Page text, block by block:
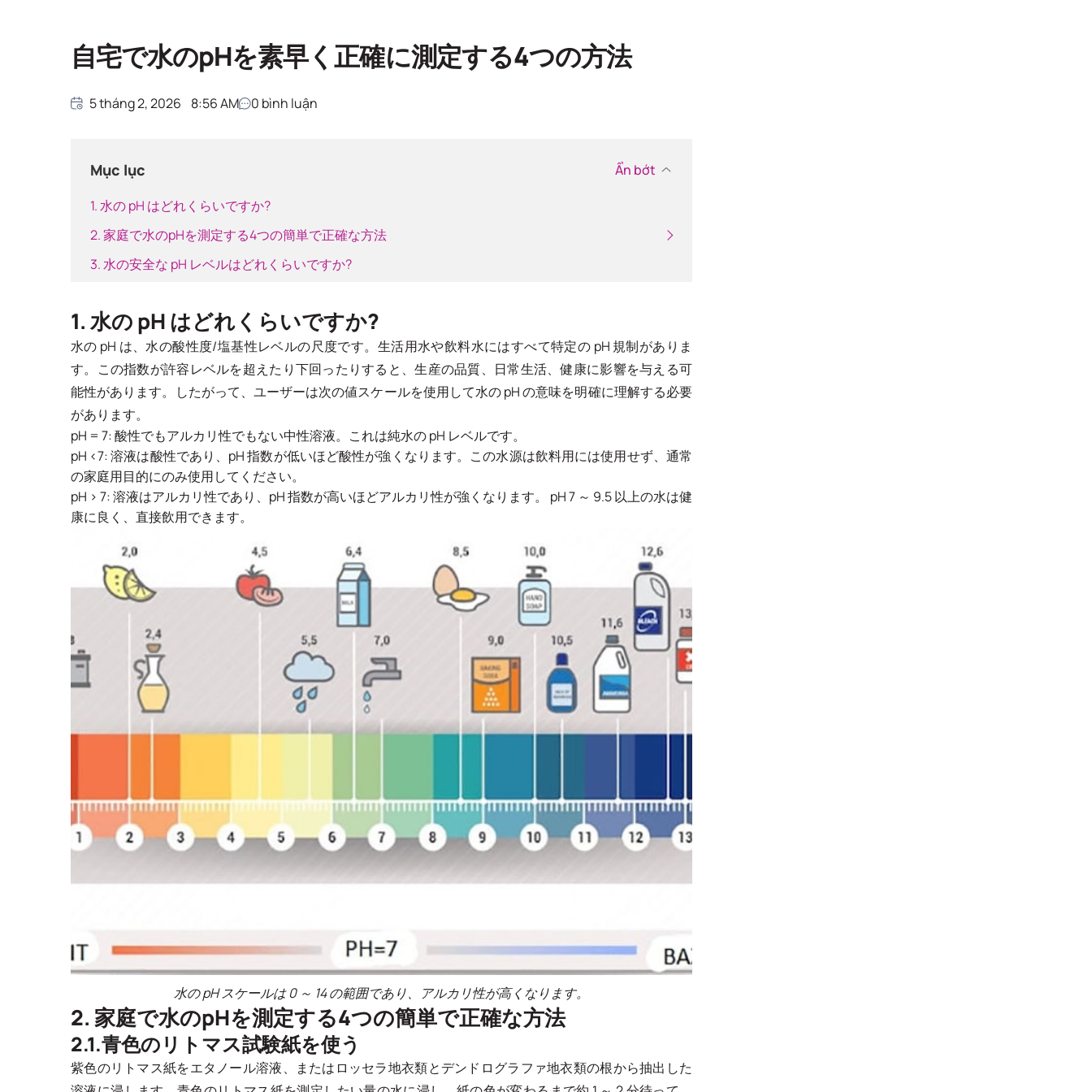
自宅で水のpHを素早く正確に測定する4つの方法
5 tháng 2, 2026 8:56 AM 0 bình luận
Mục lục
Ẩn bớt
1. 水の pH はどれくらいですか?
2. 家庭で水のpHを測定する4つの簡単で正確な方法
3. 水の安全な pH レベルはどれくらいですか?
1. 水の pH はどれくらいですか?
水の pH は、水の酸性度/塩基性レベルの尺度です。生活用水や飲料水にはすべて特定の pH 規制がありま
す。この指数が許容レベルを超えたり下回ったりすると、生産の品質、日常生活、健康に影響を与える可
能性があります。したがって、ユーザーは次の値スケールを使用して水の pH の意味を明確に理解する必要
があります。
pH = 7: 酸性でもアルカリ性でもない中性溶液。これは純水の pH レベルです。
pH <7: 溶液は酸性であり、pH 指数が低いほど酸性が強くなります。この水源は飲料用には使用せず、通常
の家庭用目的にのみ使用してください。
pH > 7: 溶液はアルカリ性であり、pH 指数が高いほどアルカリ性が強くなります。 pH 7 ～ 9.5 以上の水は健
康に良く、直接飲用できます。
水の pH スケールは 0 ～ 14 の範囲であり、アルカリ性が高くなります。
2. 家庭で水のpHを測定する4つの簡単で正確な方法
2.1.青色のリトマス試験紙を使う
紫色のリトマス紙をエタノール溶液、またはロッセラ地衣類とデンドログラファ地衣類の根から抽出した